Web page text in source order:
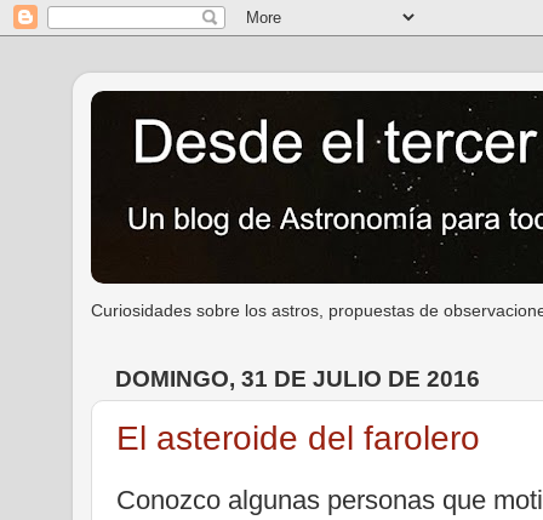
Curiosidades sobre los astros, propuestas de
DOMINGO, 31 DE JULIO DE 2016
El asteroide del farolero
Conozco algunas personas que